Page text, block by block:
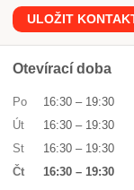
ULOŽIT
Otevírací doba
Po 16:30 – 19:30
Út
16:30 – 19:30
St
16:30 – 19:30
Čt
16:30 – 19:30